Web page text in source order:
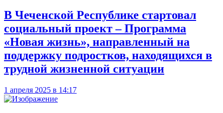
В Чеченской Республике стартовал
социальный проект – Программа
«Новая жизнь», направленный на
поддержку подростков, находящихся в
трудной жизненной ситуации
1 апреля 2025 в 14:17